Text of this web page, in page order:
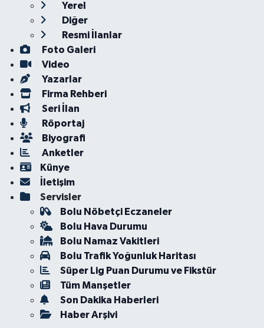
Yerel
Diğer
Resmi İlanlar
Foto Galeri
Video
Yazarlar
Firma Rehberi
Seri İlan
Röportaj
Biyografi
Anketler
Künye
İletişim
Servisler
Bolu Nöbetçi Eczaneler
Bolu Hava Durumu
Bolu Namaz Vakitleri
Bolu Trafik Yoğunluk Haritası
Süper Lig Puan Durumu ve Fikstür
Tüm Manşetler
Son Dakika Haberleri
Haber Arşivi